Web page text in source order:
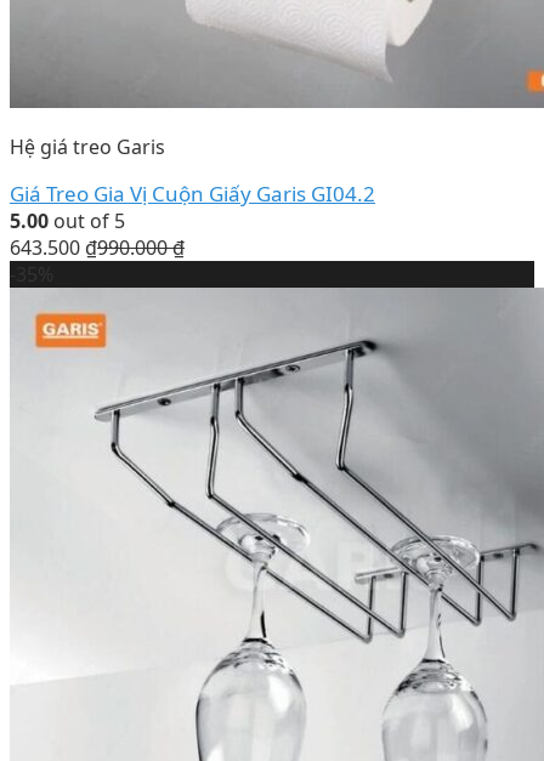
Hệ giá treo Garis
Giá Treo Gia Vị Cuộn Giấy Garis GI04.2
5.00 out of 5
643.500 ₫990.000₫